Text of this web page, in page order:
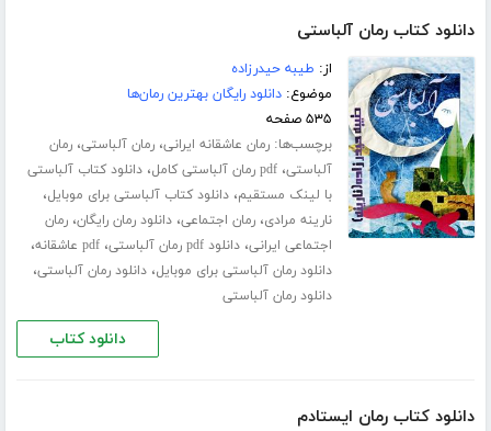
دانلود کتاب رمان آلباستی
از: طیبه حیدرزاده
موضوع:دانلود رایگان بهترین رمان‌ها
۵۳۵ صفحه
برچسب‌ها:رمان عاشقانه ایرانی،رمان آلباستی،رمان
آلباستی،pdf رمان آلباستی کامل ،دانلود کتاب آلباستی
با لینک مستقیم،دانلود کتاب آلباستی برای موبایل،
نارینه مرادی،رمان اجتماعی،دانلود رمان رایگان،رمان
اجتماعی ایرانی،دانلود pdf رمان آلباستی ،pdf عاشقانه ،
دانلود رمان آلباستی برای موبایل،دانلود رمان آلباستی،
دانلود رمان آلباستی
دانلود کتاب
دانلود کتاب رمان ایستادم